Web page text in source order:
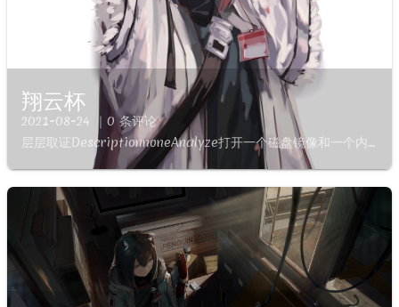
翔云杯
2021-08-24 ｜0 条评论
层层取证DescriptionnoneAnalyze打开一个磁盘镜像和一个内存镜像，磁盘进行用FTKimager挂载，然后配合vmware组合仿真，详见【电子取证：FTK Imager篇】DD、...